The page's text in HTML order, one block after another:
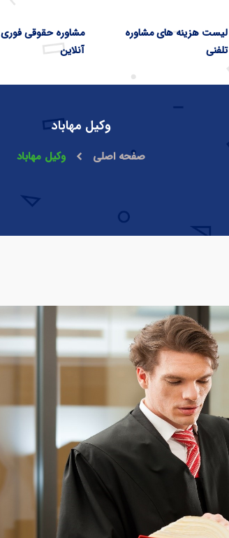
لیست هزینه های مشاوره
تلفنی
مشاوره حقوقی فوری
آنلاین
وکیل مهاباد
صفحه اصلی وکیل مهاباد